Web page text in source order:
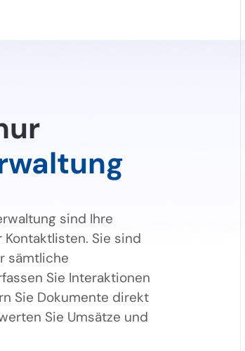
sind Ihre
Sie sind
sämtliche
Sie Interaktionen
Sie Dokumente direkt
Sie Umsätze und